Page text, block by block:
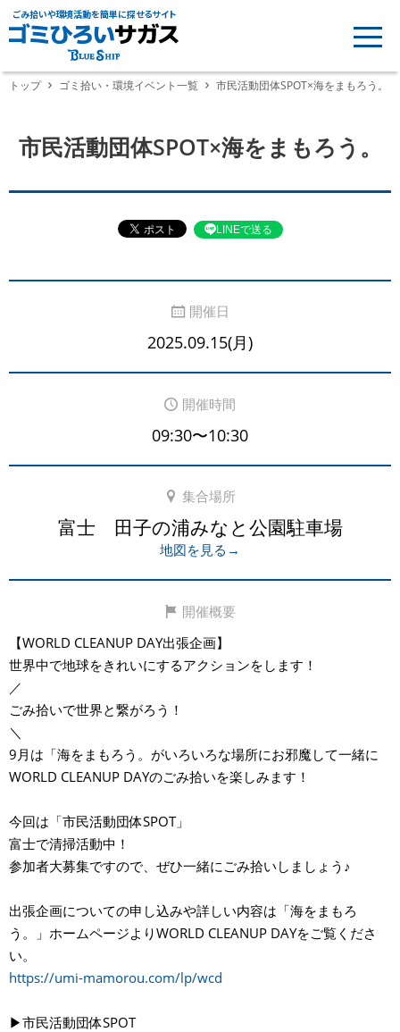
ごみ拾いや環境活動を簡単に探せるサイト
トップ ゴミ拾い・環境イベント一覧 市民活動団体SPOT×海をまもろう。
市民活動団体SPOT×海をまもろう。
LINEで送る
開催日
2025.09.15(月)
開催時間
09:30〜10:30
集合場所
富士 田子の浦みなと公園駐車場
地図を見る→
開催概要
【WORLD CLEANUP DAY出張企画】
世界中で地球をきれいにするアクションをします！
／
ごみ拾いで世界と繋がろう！
＼
9月は「海をまもろう。がいろいろな場所にお邪魔して一緒に
WORLD CLEANUP DAYのごみ拾いを楽しみます！
今回は「市民活動団体SPOT」
富士で清掃活動中！
参加者大募集ですので、ぜひ一緒にごみ拾いしましょう♪
出張企画についての申し込みや詳しい内容は「海をまもろ
う。」ホームページよりWORLD CLEANUP DAYをご覧くださ
い。
https://umi-mamorou.com/lp/wcd
▶︎市民活動団体SPOT